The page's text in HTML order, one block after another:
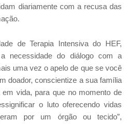
diariamente com a recusa das
de Terapia Intensiva do HEF,
necessidade do diálogo com a
uma vez o apelo de que se você
doador, conscientize a sua família
vida, para que no momento de
o luto oferecendo vidas
por um órgão ou tecido”,